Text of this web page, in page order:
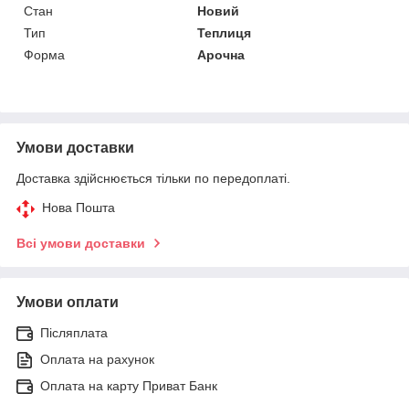
Стан
Новий
Тип
Теплиця
Форма
Арочна
Умови доставки
Доставка здійснюється тільки по передоплаті.
Нова Пошта
Всі умови доставки
Умови оплати
Післяплата
Оплата на рахунок
Оплата на карту Приват Банк